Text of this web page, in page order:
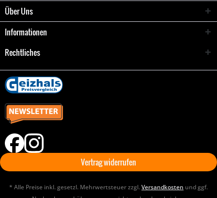
Über Uns
Informationen
Rechtliches
Vertrag widerrufen
* Alle Preise inkl. gesetzl. Mehrwertsteuer zzgl.Versandkosten und ggf.